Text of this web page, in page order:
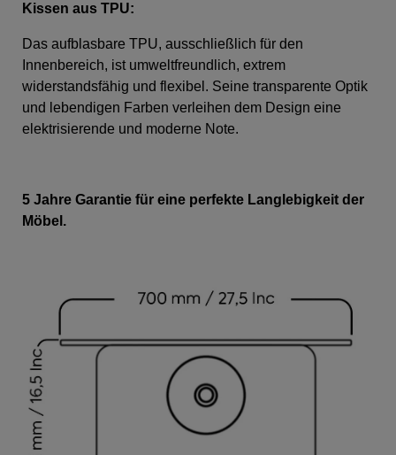
Kissen aus TPU:
Das aufblasbare TPU, ausschließlich für den
Innenbereich, ist umweltfreundlich, extrem
widerstandsfähig und flexibel. Seine transparente Optik
und lebendigen Farben verleihen dem Design eine
elektrisierende und moderne Note.
5 Jahre Garantie für eine perfekte Langlebigkeit der
Möbel.